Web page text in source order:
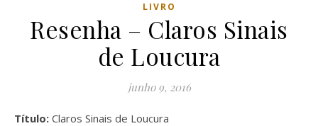
LIVRO
Resenha – Claros Sinais
de Loucura
junho 9, 2016
Título: Claros Sinais de Loucura